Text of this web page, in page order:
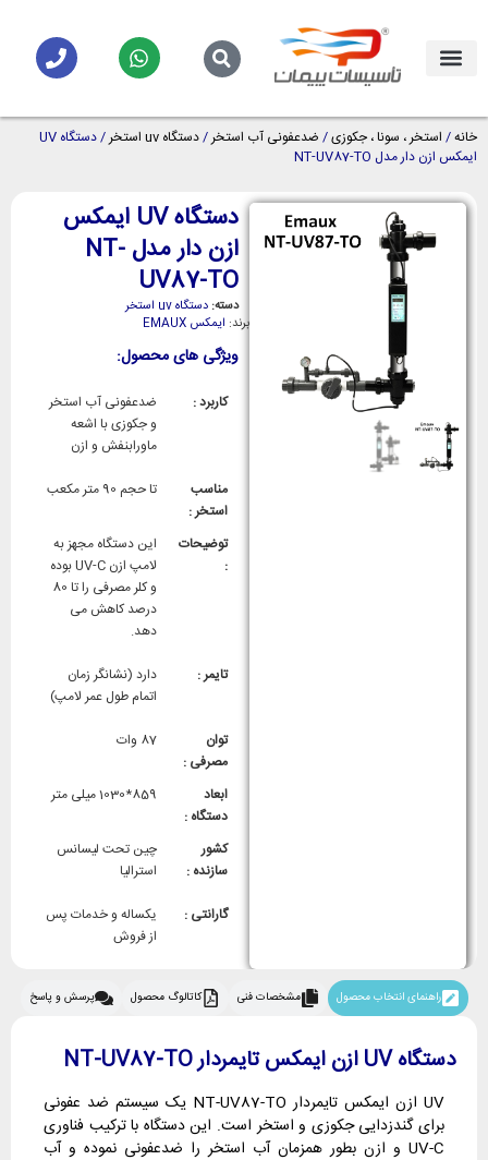
خانه/ استخر ، سونا ، جکوزی/ ضدعفونی آب استخر /دستگاه uv استخر
/ دستگاه UV
ایمکس ازن دار مدل NT-UV87-TO
دستگاه UV ایمکس
ازن دار مدل NT-
UV87-TO
دسته: دستگاه uv استخر
برند: ایمکس EMAUX
ویژگی های محصول:
کاربرد :
ضدعفونی آب استخر
و جکوزی با اشعه
ماورابنفش و ازن
مناسب
استخر :
تا حجم 90 متر مکعب
توضیحات
:
این دستگاه مجهز به
لامپ ازن UV-C بوده
و کلر مصرفی را تا 80
درصد کاهش می
دهد.
تایمر :
دارد (نشانگر زمان
اتمام طول عمر لامپ)
توان
مصرفی :
87 وات
ابعاد
دستگاه :
859*1030 میلی متر
کشور
سازنده :
چین تحت لیسانس
استرالیا
گارانتی :
یکساله و خدمات پس
از فروش
راهنمای انتخاب محصول مشخصات فنی کاتالوگ محصول پرسش و پاسخ
دستگاه UV ازن ایمکس تایمردار NT-UV87-TO
UV ازن ایمکس تایمردار NT-UV87-TO یک سیستم ضد عفونی
برای گندزدایی جکوزی و استخر است. این دستگاه با ترکیب فناوری
UV-C و ازن بطور همزمان آب استخر را ضدعفونی نموده و آب